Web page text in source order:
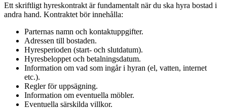
Ett skriftligt hyreskontrakt är fundamentalt när du ska hyra bostad i
andra hand. Kontraktet bör innehålla:
Parternas namn och kontaktuppgifter.
Adressen till bostaden.
Hyresperioden (start- och slutdatum).
Hyresbeloppet och betalningsdatum.
Information om vad som ingår i hyran (el, vatten, internet
etc.).
Regler för uppsägning.
Information om eventuella möbler.
Eventuella särskilda villkor.